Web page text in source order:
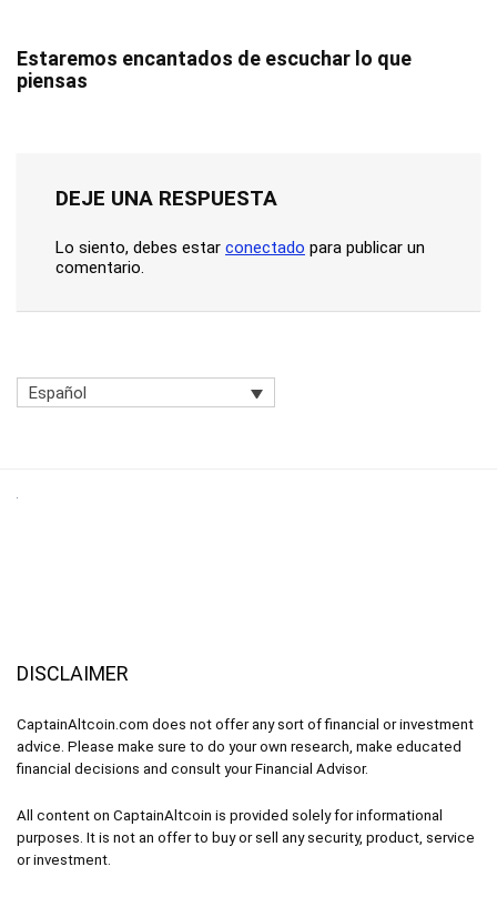
Estaremos encantados de escuchar lo que
piensas
DEJE UNA RESPUESTA
Lo siento, debes estar conectado para publicar un
comentario.
Español
DISCLAIMER
CaptainAltcoin.com does not offer any sort of financial or investment
advice. Please make sure to do your own research, make educated
financial decisions and consult your Financial Advisor.
All content on CaptainAltcoin is provided solely for informational
purposes. It is not an offer to buy or sell any security, product, service
or investment.